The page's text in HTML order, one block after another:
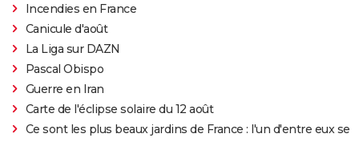
Incendies en France
Canicule d'août
La Liga sur DAZN
Pascal Obispo
Guerre en Iran
Carte de l'éclipse solaire du 12 août
Ce sont les plus beaux jardins de France : l'un d'entre eux se